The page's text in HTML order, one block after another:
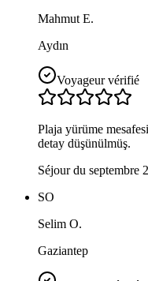
Mahmut E.
Aydın
Voyageur vérifié
Plaja yürüme
detay düşünülmüş.
Séjour du septembre
SO
Selim O.
Gaziantep